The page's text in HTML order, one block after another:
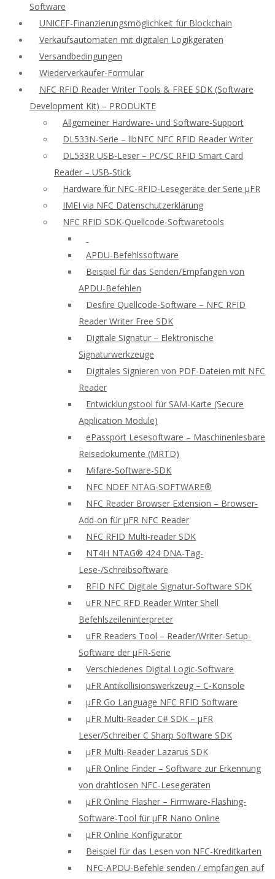
Software
UNICEF-Finanzierungsmöglichkeit für Blockchain
Verkaufsautomaten mit digitalen Logikgeräten
Versandbedingungen
Wiederverkäufer-Formular
NFC RFID Reader Writer Tools & FREE SDK (Software
Development Kit) – PRODUKTE
Allgemeiner Hardware- und Software-Support
DL533N-Serie – libNFC NFC RFID Reader Writer
DL533R USB-Leser – PC/SC RFID Smart Card
Reader – USB-Stick
Hardware für NFC-RFID-Lesegeräte der Serie μFR
IMEI via NFC Datenschutzerklärung
NFC RFID SDK-Quellcode-Softwaretools
APDU-Befehlssoftware
Beispiel für das Senden/Empfangen von
APDU-Befehlen
Desfire Quellcode-Software – NFC RFID
Reader Writer Free SDK
Digitale Signatur – Elektronische
Signaturwerkzeuge
Digitales Signieren von PDF-Dateien mit NFC
Reader
Entwicklungstool für SAM-Karte (Secure
Application Module)
ePassport Lesesoftware – Maschinenlesbare
Reisedokumente (MRTD)
Mifare-Software-SDK
NFC NDEF NTAG-SOFTWARE®
NFC Reader Browser Extension – Browser-
Add-on für μFR NFC Reader
NFC RFID Multi-reader SDK
NT4H NTAG® 424 DNA-Tag-
Lese-/Schreibsoftware
RFID NFC Digitale Signatur-Software SDK
uFR NFC RFD Reader Writer Shell
Befehlszeileninterpreter
uFR Readers Tool – Reader/Writer-Setup-
Software der μFR-Serie
Verschiedenes Digital Logic-Software
μFR Antikollisionswerkzeug – C-Konsole
μFR Go Language NFC RFID Software
μFR Multi-Reader C# SDK – μFR
Leser/Schreiber C Sharp Software SDK
μFR Multi-Reader Lazarus SDK
μFR Online Finder – Software zur Erkennung
von drahtlosen NFC-Lesegeräten
μFR Online Flasher – Firmware-Flashing-
Software-Tool für μFR Nano Online
μFR Online Konfigurator
Beispiel für das Lesen von NFC-Kreditkarten
NFC-APDU-Befehle senden / empfangen auf